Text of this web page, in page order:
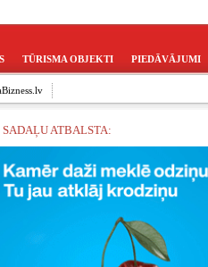
TŪRISMA OBJEKTI PIEDĀVĀJUMI
SADAĻU ATBALSTA: